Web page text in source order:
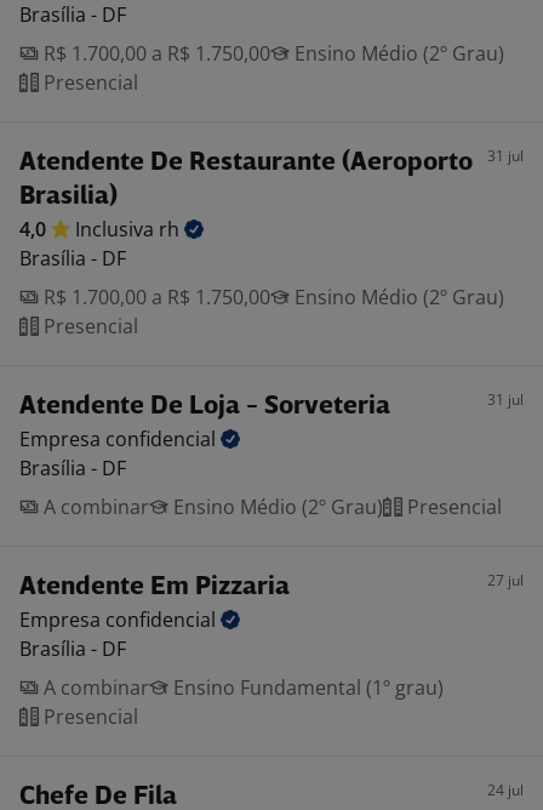
Brasília - DF
R$ 1.700,00 a R$ 1.750,00
Ensino Médio (2º Grau)
Presencial
Atendente De Restaurante (Aeroporto
Brasilia)
31 jul
4,0 Inclusiva rh
Brasília - DF
R$ 1.700,00 a R$ 1.750,00
Ensino Médio (2º Grau)
Presencial
Atendente De Loja - Sorveteria 31 jul
Empresa confidencial
Brasília - DF
A combinar
Ensino Médio (2º Grau) Presencial
Atendente Em Pizzaria 27 jul
Empresa confidencial
Brasília - DF
A combinar
Ensino Fundamental (1º grau)
Presencial
Chefe De Fila 24 jul